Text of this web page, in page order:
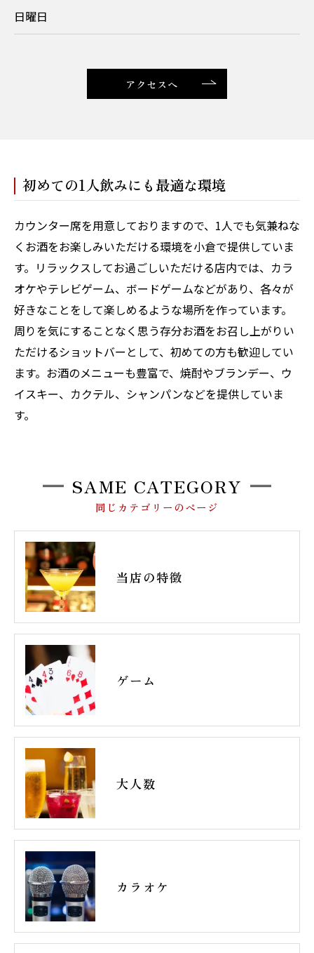
日曜日
アクセスへ
初めての1人飲みにも最適な環境
カウンター席を用意しておりますので、1人でも気兼ねな
くお酒をお楽しみいただける環境を小倉で提供していま
す。リラックスしてお過ごしいただける店内では、カラ
オケやテレビゲーム、ボードゲームなどがあり、各々が
好きなことをして楽しめるような場所を作っています。
周りを気にすることなく思う存分お酒をお召し上がりい
ただけるショットバーとして、初めての方も歓迎してい
ます。お酒のメニューも豊富で、焼酎やブランデー、ウ
イスキー、カクテル、シャンパンなどを提供していま
す。
同じカテゴリーのページ
SAME CATEGORY
当店の特徴
ゲーム
大人数
カラオケ